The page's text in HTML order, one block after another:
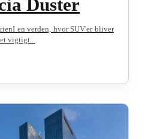
Duster
en verden, hvor SUV'er bliver
vigtigt...